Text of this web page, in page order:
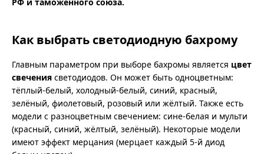
Как выбрать светодиодную бахрому
Главным параметром при выборе бахромы является цвет
свечения светодиодов. Он может быть одноцветным:
тёплый-белый, холодный-белый, синий, красный,
зелёный, фиолетовый, розовый или жёлтый. Также есть
модели с разноцветным свечением: сине-белая и мульти
(красный, синий, жёлтый, зелёный). Некоторые модели
имеют эффект мерцания (мерцает каждый 5-й диод